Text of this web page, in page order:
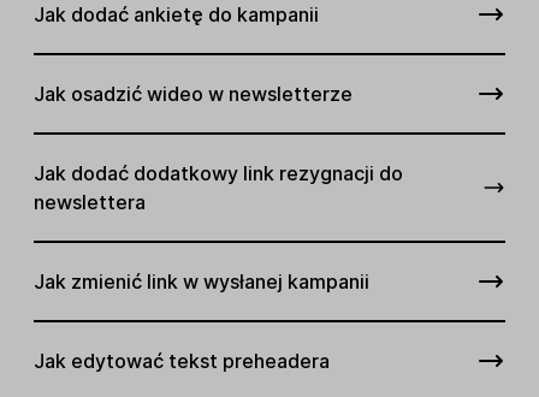
Jak dodać ankietę do kampanii
Jak osadzić wideo w newsletterze
Jak dodać dodatkowy link rezygnacji do
newslettera
Jak zmienić link w wysłanej kampanii
Jak edytować tekst preheadera